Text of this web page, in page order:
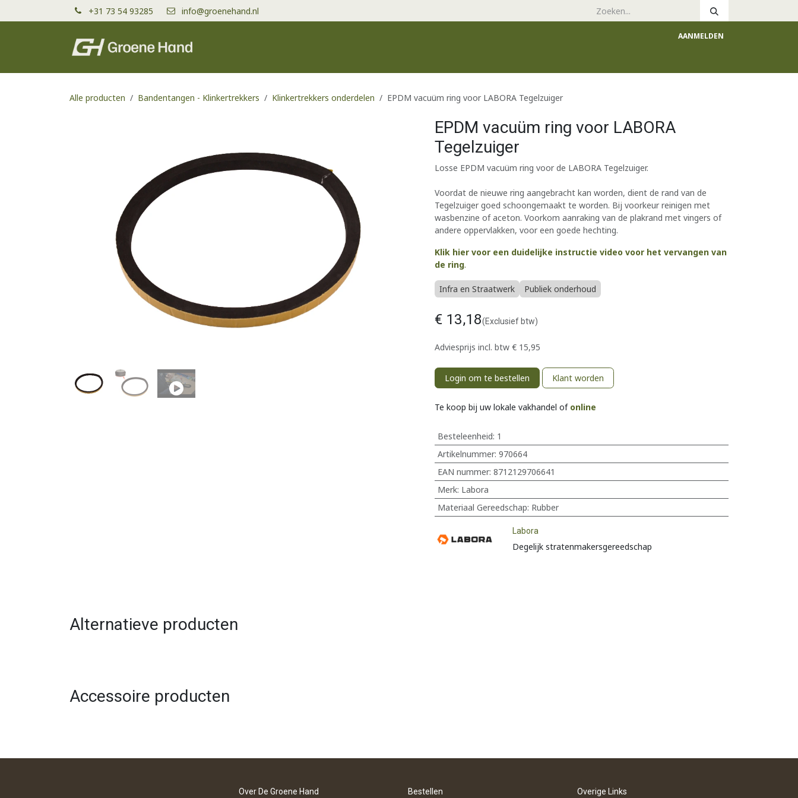
Overslaan naar inhoud +31 73 54 93285 info@groenehand.nl
AANMELDEN
Alle producten Bandentangen - Klinkertrekkers Klinkertrekkers onderdelen EPDM vacuüm ring voor LABORA Tegelzuiger
EPDM vacuüm ring voor LABORA
Tegelzuiger
Losse EPDM vacuüm ring voor de LABORA Tegelzuiger.
Voordat de nieuwe ring aangebracht kan worden, dient de rand van de
Tegelzuiger goed schoongemaakt te worden. Bij voorkeur reinigen met
wasbenzine of aceton. Voorkom aanraking van de plakrand met vingers of
andere oppervlakken, voor een goede hechting.
Klik hier voor een duidelijke instructie video voor het vervangen van
de ring.
Infra en Straatwerk Publiek onderhoud
€ 13,18(Exclusief btw)
Adviesprijs incl. btw € 15,95
Login om te bestellen Klant worden
Te koop bij uw lokale vakhandel of online
Besteleenheid: 1
Artikelnummer: 970664
EAN nummer: 8712129706641
Merk: Labora
Materiaal Gereedschap: Rubber
Labora
Degelijk stratenmakersgereedschap
Alternatieve producten
Accessoire producten
Over De Groene Hand Bestellen Overige Links